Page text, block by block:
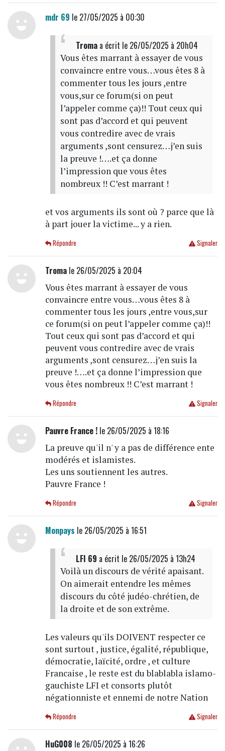
mdr 69 le 27/05/2025 à 00:30
Tromaa écrit le 26/05/2025 à 20h04
Vous êtes marrant à essayer de vous
convaincre entre vous…vous êtes 8 à
commenter tous les jours ,entre
vous,sur ce forum(si on peut
l’appeler comme ça)!! Tout ceux qui
sont pas d’accord et qui peuvent
vous contredire avec de vrais
arguments ,sont censurez…j’en suis
la preuve !….et ça donne
l’impression que vous êtes
nombreux !! C’est marrant !
et vos arguments ils sont où ? parce que là
à part jouer la victime... y a rien.
Signaler
Répondre
Tromale 26/05/2025 à 20:04
Vous êtes marrant à essayer de vous
convaincre entre vous…vous êtes 8 à
commenter tous les jours ,entre vous,sur
ce forum(si on peut l’appeler comme ça)!!
Tout ceux qui sont pas d’accord et qui
peuvent vous contredire avec de vrais
arguments ,sont censurez…j’en suis la
preuve !….et ça donne l’impression que
vous êtes nombreux !! C’est marrant !
Signaler
Répondre
Pauvre France !le 26/05/2025 à 18:16
La preuve qu'il n' y a pas de différence ente
modérés et islamistes.
Les uns soutiennent les autres.
Pauvre France !
Signaler
Répondre
Monpays le 26/05/2025 à 16:51
LFI 69 a écrit le 26/05/2025 à 13h24
Voilà un discours de vérité apaisant.
On aimerait entendre les mêmes
discours du côté judéo-chrétien, de
la droite et de son extrême.
Les valeurs qu'ils DOIVENT respecter ce
sont surtout , justice, égalité, république,
démocratie, laïcité, ordre , et culture
Francaise , le reste est du blablabla islamo-
gauchiste LFI et consorts plutôt
négationniste et ennemi de notre Nation
Signaler
Répondre
HuG008 le 26/05/2025 à 16:26